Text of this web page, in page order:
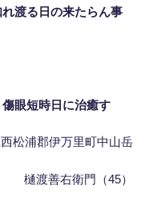
渡る日の来たらん事
眼短時日に治癒す
松浦郡伊万里町中山岳
樋渡善右衛門（45）